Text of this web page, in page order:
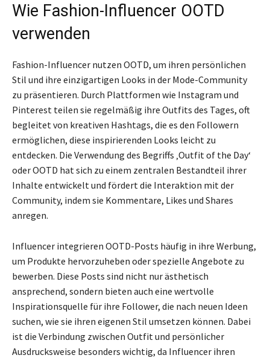
Wie Fashion-Influencer OOTD
verwenden
Fashion-Influencer nutzen OOTD, um ihren persönlichen
Stil und ihre einzigartigen Looks in der Mode-Community
zu präsentieren. Durch Plattformen wie Instagram und
Pinterest teilen sie regelmäßig ihre Outfits des Tages, oft
begleitet von kreativen Hashtags, die es den Followern
ermöglichen, diese inspirierenden Looks leicht zu
entdecken. Die Verwendung des Begriffs ‚Outfit of the Day‘
oder OOTD hat sich zu einem zentralen Bestandteil ihrer
Inhalte entwickelt und fördert die Interaktion mit der
Community, indem sie Kommentare, Likes und Shares
anregen.
Influencer integrieren OOTD-Posts häufig in ihre Werbung,
um Produkte hervorzuheben oder spezielle Angebote zu
bewerben. Diese Posts sind nicht nur ästhetisch
ansprechend, sondern bieten auch eine wertvolle
Inspirationsquelle für ihre Follower, die nach neuen Ideen
suchen, wie sie ihren eigenen Stil umsetzen können. Dabei
ist die Verbindung zwischen Outfit und persönlicher
Ausdrucksweise besonders wichtig, da Influencer ihren